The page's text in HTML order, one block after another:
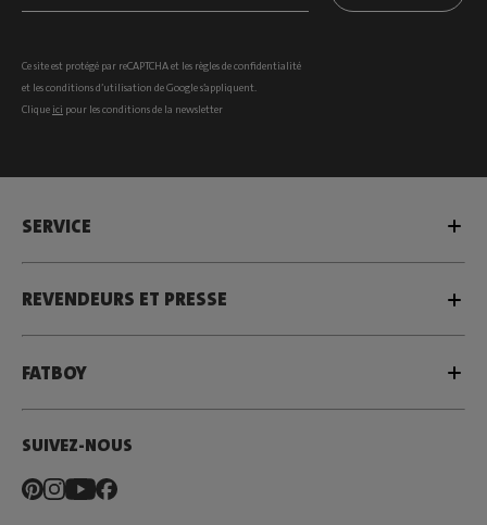
Ce site est protégé par reCAPTCHA et les règles de confidentialité
et lesconditions d’utilisation de Google s’appliquent.
Clique ici pour les conditions de la newsletter
SERVICE
REVENDEURS ET PRESSE
FATBOY
SUIVEZ-NOUS